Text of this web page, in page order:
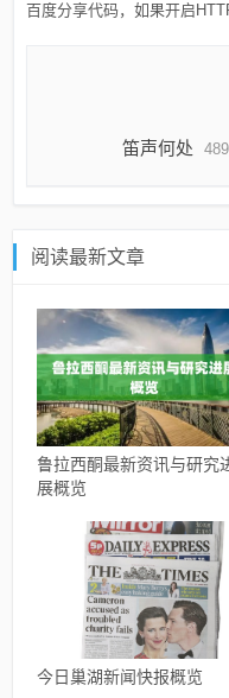
百度分享代码，如果开启
笛声何处
阅读最新文章
鲁拉西酮最新资讯与研究
展概览
今日巢湖新闻快报概览